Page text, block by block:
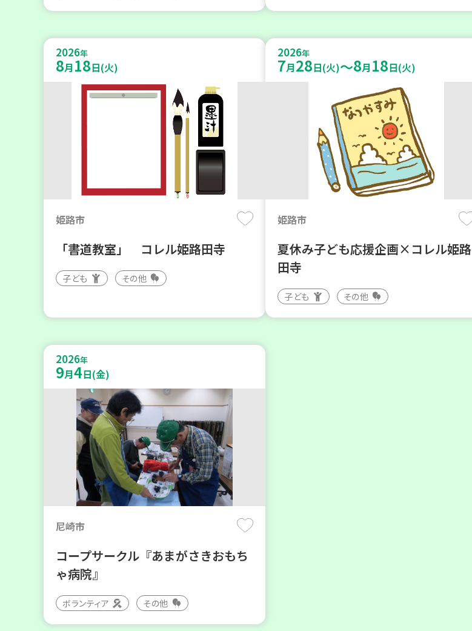
2026年
8月 18日(火)
姫路市
「書道教室」 コレル姫路田寺
子ども その他
2026年
7月28日(火)～8月 18日(火)
姫路市
夏休み子ども応援企画×コレル姫路
田寺
子ども その他
2026年
9月4日(金)
尼崎市
コープサークル『あまがさきおもち
ゃ病院』
ボランティア その他